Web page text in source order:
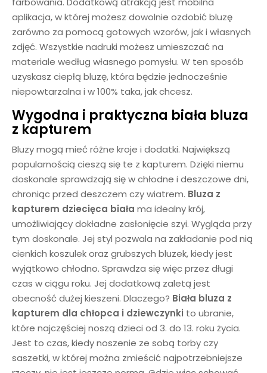
aplikacja, w której możesz dowolnie ozdobić bluzę
zarówno za pomocą gotowych wzorów, jak i własnych
zdjęć. Wszystkie nadruki możesz umieszczać na
materiale według własnego pomysłu. W ten sposób
uzyskasz ciepłą bluzę, która będzie jednocześnie
niepowtarzalna i w 100% taka, jak chcesz.
Wygodna i praktyczna biała bluza
z kapturem
Bluzy mogą mieć różne kroje i dodatki. Największą
popularnością cieszą się te z kapturem. Dzięki niemu
doskonale sprawdzają się w chłodne i deszczowe dni,
chroniąc przed deszczem czy wiatrem. Bluza z
kapturem dziecięca biała ma idealny krój,
umożliwiający dokładne zasłonięcie szyi. Wygląda przy
tym doskonale. Jej styl pozwala na zakładanie pod nią
cienkich koszulek oraz grubszych bluzek, kiedy jest
wyjątkowo chłodno. Sprawdza się więc przez długi
czas w ciągu roku. Jej dodatkową zaletą jest
obecność dużej kieszeni. Dlaczego? Biała bluza z
kapturem dla chłopca i dziewczynki to ubranie,
które najczęściej noszą dzieci od 3. do 13. roku życia.
Jest to czas, kiedy noszenie ze sobą torby czy
saszetki, w której można zmieścić najpotrzebniejsze